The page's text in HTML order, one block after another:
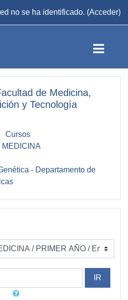
no se ha identificado. (Acceder)
de Medicina,
y Tecnología
Cursos
- Departamento de